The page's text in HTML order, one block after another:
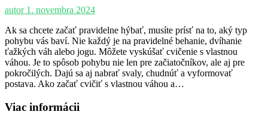
autor1. novembra 2024
Ak sa chcete začať pravidelne hýbať, musíte prísť na to, aký typ
pohybu vás baví. Nie každý je na pravidelné behanie, dvíhanie
ťažkých váh alebo jogu. Môžete vyskúšať cvičenie s vlastnou
váhou. Je to spôsob pohybu nie len pre začiatočníkov, ale aj pre
pokročilých. Dajú sa aj nabrať svaly, chudnúť a vyformovať
postava. Ako začať cvičiť s vlastnou váhou a…
Viac informácii